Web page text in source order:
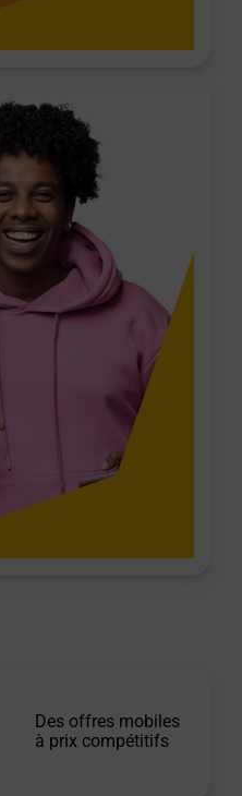
Des offres mobiles
à prix compétitifs